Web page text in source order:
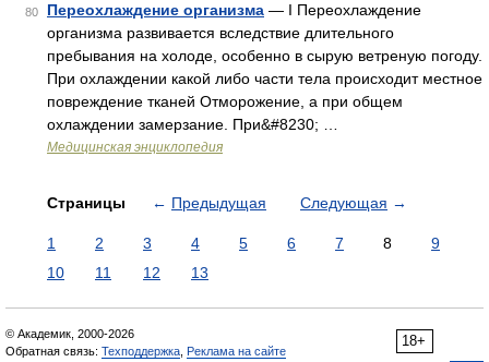
80 Переохлаждение организма — I Переохлаждение
организма развивается вследствие длительного
пребывания на холоде, особенно в сырую ветреную погоду.
При охлаждении какой либо части тела происходит местное
повреждение тканей Отморожение, а при общем
охлаждении замерзание. При&#8230; …
Медицинская энциклопедия
Страницы ← Предыдущая Следующая →
1 2 3 4 5 6 7 8
9
10
11 12 13
18+
© Академик, 2000-2026
Обратная связь: Техподдержка Реклама на сайте